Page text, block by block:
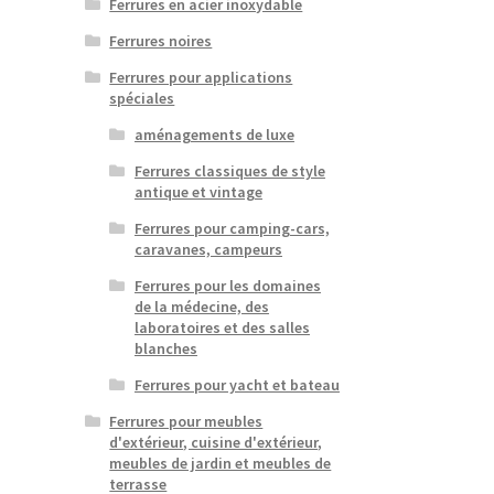
Ferrures en acier inoxydable
Ferrures noires
Ferrures pour applications
spéciales
aménagements de luxe
Ferrures classiques de style
antique et vintage
Ferrures pour camping-cars,
caravanes, campeurs
Ferrures pour les domaines
de la médecine, des
laboratoires et des salles
blanches
Ferrures pour yacht et bateau
Ferrures pour meubles
d'extérieur, cuisine d'extérieur,
meubles de jardin et meubles de
terrasse